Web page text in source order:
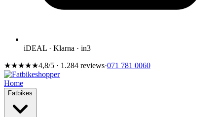
iDEAL · Klarna · in3
★★★★★4,8/5 · 1.284 reviews·071 781 0060
Home
Fatbikes